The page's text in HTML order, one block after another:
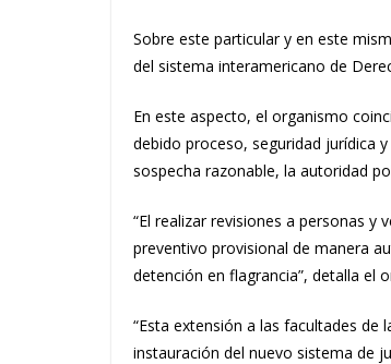
Sobre este particular y en este
del sistema interamericano de
En este aspecto, el organismo
debido proceso, seguridad jurídica
sospecha razonable, la autoridad
“El realizar revisiones a personas
preventivo provisional de manera
detención en flagrancia”, detalla el
“Esta extensión a las facultades de
instauración del nuevo sistema de